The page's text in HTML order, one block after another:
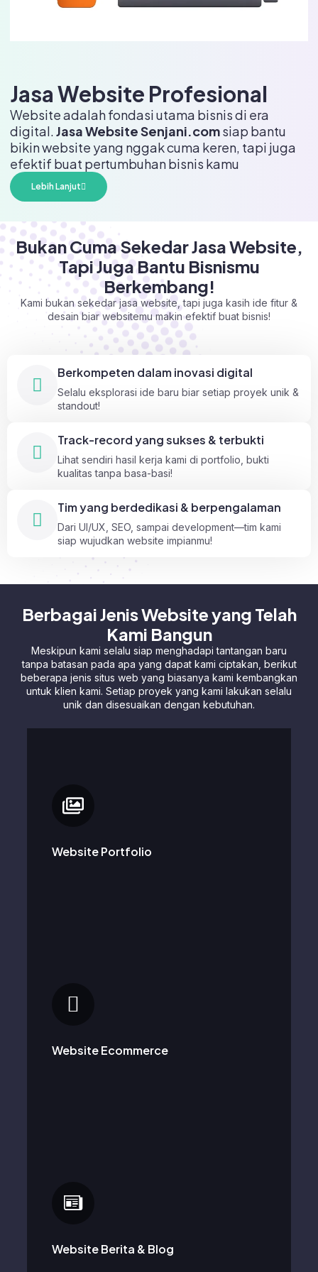
Jasa Website Profesional
Website adalah fondasi utama bisnis di era
digital. Jasa Website Senjani.comsiap bantu
bikin website yang nggak cuma keren, tapi juga
efektif buat pertumbuhan bisnis kamu
Lebih Lanjut
Bukan Cuma Sekedar Jasa Website,
Tapi Juga Bantu Bisnismu
Berkembang!
Kami bukan sekedar jasa website, tapi juga kasih ide fitur &
desain biar websitemu makin efektif buat bisnis!
Berkompeten dalam inovasi digital
Selalu eksplorasi ide baru biar setiap proyek unik &
standout!
Track-record yang sukses & terbukti
Lihat sendiri hasil kerja kami di portfolio, bukti
kualitas tanpa basa-basi!
Tim yang berdedikasi & berpengalaman
Dari UI/UX, SEO, sampai development—tim kami
siap wujudkan website impianmu!
Berbagai Jenis Website yang Telah
Kami Bangun
Meskipun kami selalu siap menghadapi tantangan baru
tanpa batasan pada apa yang dapat kami ciptakan, berikut
beberapa jenis situs web yang biasanya kami kembangkan
untuk klien kami. Setiap proyek yang kami lakukan selalu
unik dan disesuaikan dengan kebutuhan.
Website Portfolio
Pamerkan seni, desain, atau proyek kreatif Anda
Website Ecommerce
Membangun platform e-commerce yang kokoh
Website Berita & Blog
Mendukung blogger dan penerbit berita dalam